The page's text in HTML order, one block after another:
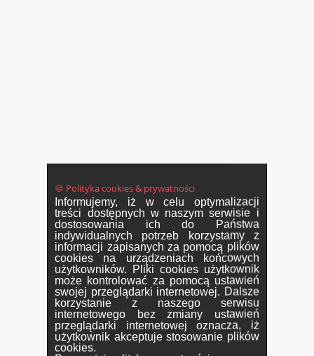
🍪 Polityka cookies & prywatności
Informujemy, iż w celu optymalizacji
treści dostępnych w naszym serwisie i
dostosowania ich do Państwa
indywidualnych potrzeb korzystamy z
informacji zapisanych za pomocą plików
cookies na urządzeniach końcowych
użytkowników. Pliki cookies użytkownik
może kontrolować za pomocą ustawień
swojej przeglądarki internetowej. Dalsze
korzystanie z naszego serwisu
internetowego bez zmiany ustawień
przeglądarki internetowej oznacza, iż
użytkownik akceptuje stosowanie plików
cookies.